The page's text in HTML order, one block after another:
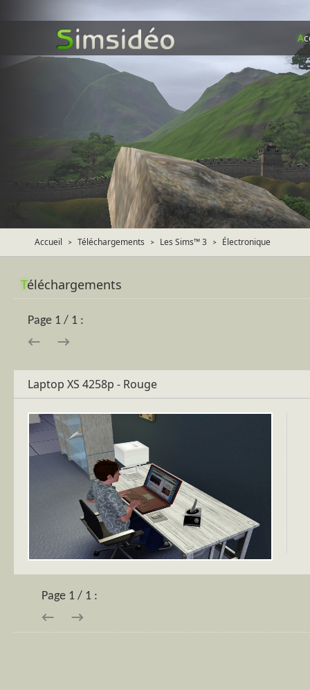
A
Accueil > Téléchargements > Les Sims™ 3 > Électronique
Téléchargements
Page 1 / 1 :
← →
Laptop XS 4258p - Rouge
Page 1 / 1 :
← →